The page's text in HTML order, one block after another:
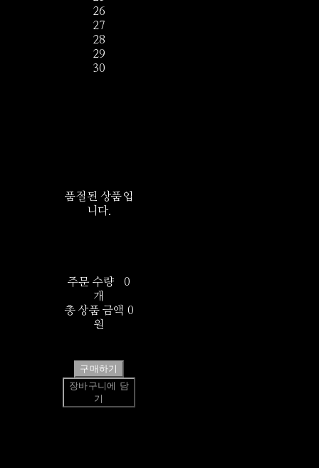
26
27
28
29
30
품절된 상품입
니다.
주문 수량
0
개
총 상품 금액 0
원
구매하기
장바구니에 담
기